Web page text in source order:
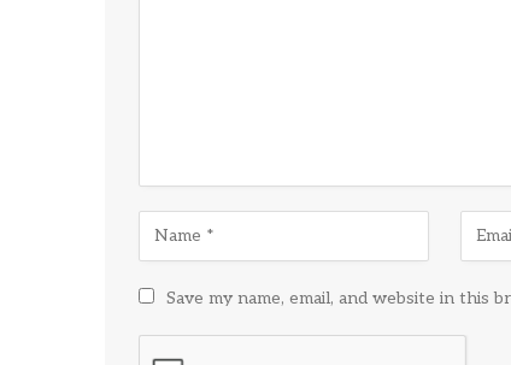
Save my name, email, and website in this